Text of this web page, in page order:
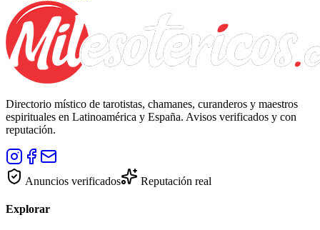
Directorio místico de tarotistas, chamanes, curanderos y maestros
espirituales en Latinoamérica y España. Avisos verificados y con
reputación.
Anuncios verificados Reputación real
Explorar